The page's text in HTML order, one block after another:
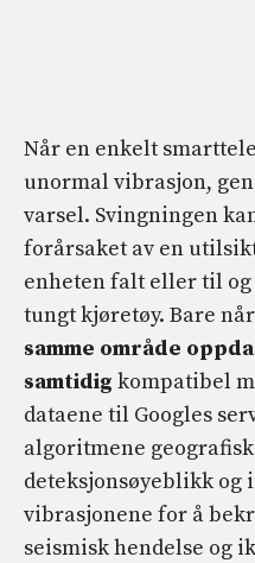
Når en enkelt
unormal vibrasjon,
varsel. Svingningen
forårsaket av en
enheten falt eller til og
tungt kjøretøy. Bare når
samme område
samtidig kompatibel
dataene til Googles
algoritmene
deteksjonsøyeblikk og
vibrasjonene for å
seismisk hendelse og